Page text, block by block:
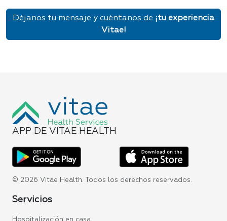
Déjanos tu mensaje y cuéntanos de ¡tu experiencia
Vitae!
APP DE VITAE HEALTH
© 2026 Vitae Health. Todos los derechos reservados.
Servicios
Hospitalización en casa.